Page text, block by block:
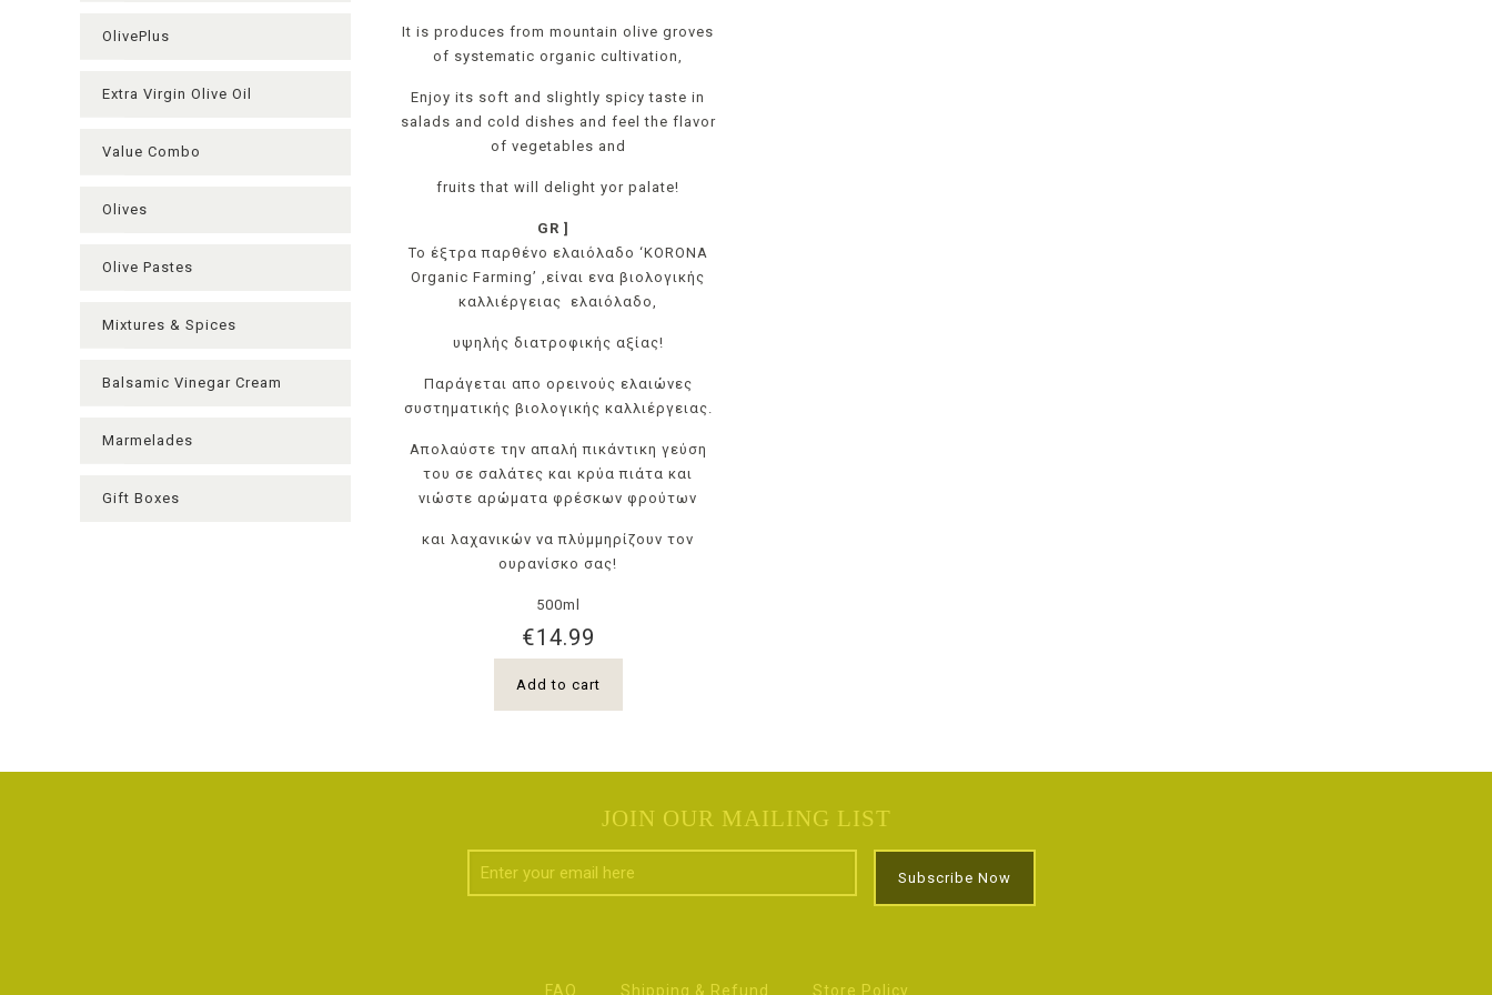
It is produces from mountain olive groves
of systematic organic cultivation,
Enjoy its soft and slightly spicy taste in
salads and cold dishes and feel the flavor
of vegetables and
fruits that will delight yor palate!
GR ]
Το έξτρα παρθένο ελαιόλαδο ‘KORONA
Organic Farming’ ,είναι ενα βιολογικής
καλλιέργειας ελαιόλαδο,
υψηλής διατροφικής αξίας!
Παράγεται απο ορεινούς ελαιώνες
συστηματικής βιολογικής καλλιέργειας.
Απολαύστε την απαλή πικάντικη γεύση
του σε σαλάτες και κρύα πιάτα και
νιώστε αρώματα φρέσκων φρούτων
και λαχανικών να πλύμμηρίζουν τον
ουρανίσκο σας!
500ml
€14.99
Add to cart
OlivePlus
Extra Virgin Olive Oil
Value Combo
Olives
Olive Pastes
Mixtures & Spices
Balsamic Vinegar Cream
Μarmelades
Gift Boxes
JOIN OUR MAILING LIST
FAQ Shipping & Refund Store Policy